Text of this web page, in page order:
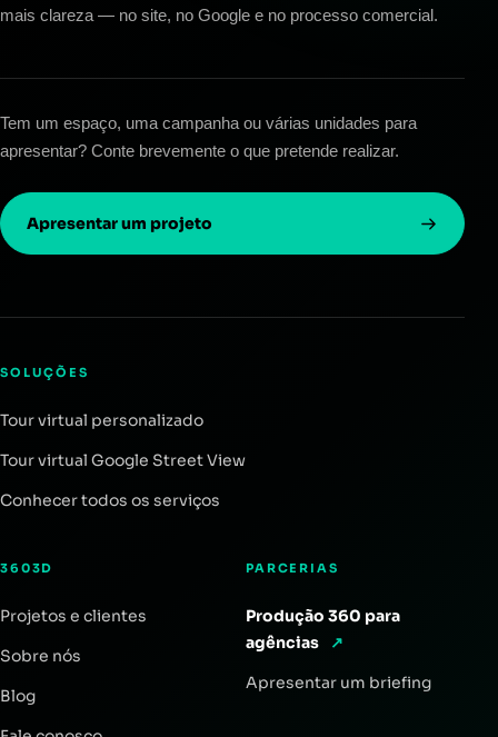
mais clareza — no site, no Google e no processo comercial.
Tem um espaço, uma campanha ou várias unidades para
apresentar? Conte brevemente o que pretende realizar.
Apresentar um projeto
SOLUÇÕES
Tour virtual personalizado
Tour virtual Google Street View
Conhecer todos os serviços
3603D
Projetos e clientes
Sobre nós
Blog
PARCERIAS
Produção 360 para
agências
↗
Apresentar um briefing